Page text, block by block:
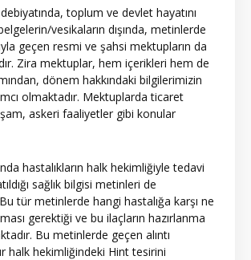
toplum ve devlet hayatını
vesikaların dışında, metinlerde
geçen resmi ve şahsi mektupların da
Zira mektuplar, hem içerikleri hem de
dönem hakkındaki bilgilerimizin
olmaktadır. Mektuplarda ticaret
askeri faaliyetler gibi konular
hastalıkların halk hekimliğiyle tedavi
sağlık bilgisi metinleri de
tür metinlerde hangi hastalığa karşı ne
gerektiği ve bu ilaçların hazırlanma
Bu metinlerde geçen alıntı
halk hekimliğindeki Hint tesirini